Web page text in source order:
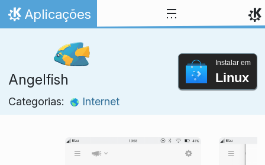
Ir para o conteúdo
Início
Aplicações
Angelfish
Categorias: Internet
Instalar em
Linux